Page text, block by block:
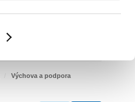
BILATERÁLNÍ SPOLUPRÁCE
Výchova a podpora